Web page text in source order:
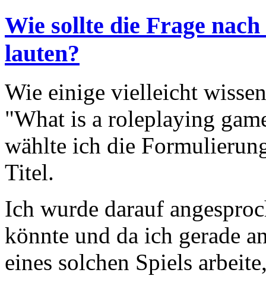
Wie sollte die Frage
lauten?
Wie einige vielleicht
"What is a roleplaying
wählte ich die
Titel.
Ich wurde darauf
könnte und da ich gerade
eines solchen Spiels